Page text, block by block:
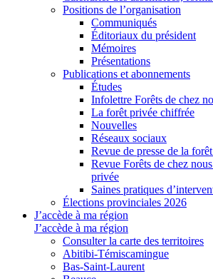
Positions de l’organisation
Communiqués
Éditoriaux du président
Mémoires
Présentations
Publications et abonnements
Études
Infolettre Forêts de chez
La forêt privée chiffrée
Nouvelles
Réseaux sociaux
Revue de presse de la
Revue Forêts de chez
privée
Saines pratiques
Élections provinciales 2026
J’accède à ma région
J’accède à ma région
Consulter la carte des territoires
Abitibi-Témiscamingue
Bas-Saint-Laurent